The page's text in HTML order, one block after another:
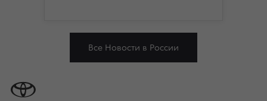
Все Новости в России